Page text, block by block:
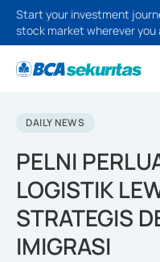
Start your investment
stock market wherever you
DAILY NEWS
PELNI
LOGISTIK
STRATEGIS
IMIGRASI